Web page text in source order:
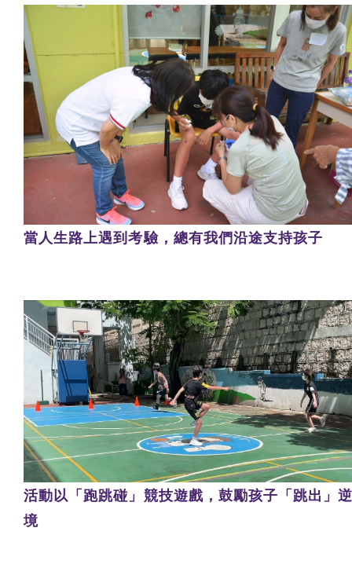
當人生路上遇到考驗，總有我們沿途支持孩子
活動以「跑跳碰」競技遊戲，鼓勵孩子「跳出」
境